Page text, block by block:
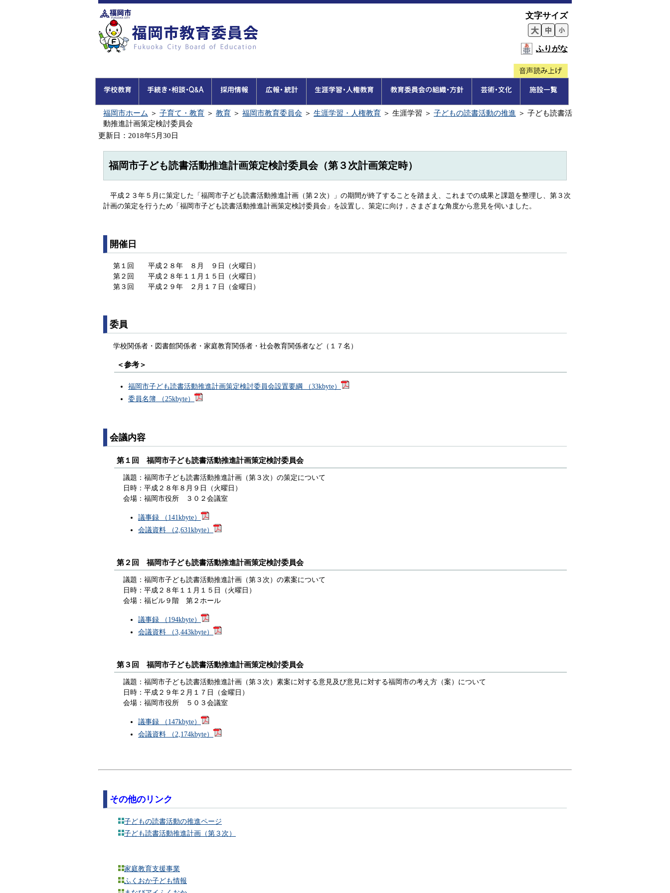
文字サイズ
ふりがな
福岡市ホーム ＞ 子育て・教育 ＞ 教育 ＞ 福岡市教育委員会 ＞ 生涯学習・人権教育 ＞ 生涯学習 ＞ 子どもの読書活動の推進 ＞ 子ども読書活
動推進計画策定検討委員会
更新日：2018年5月30日
福岡市子ども読書活動推進計画策定検討委員会（第３次計画策定時）
平成２３年５月に策定した「福岡市子ども読書活動推進計画（第２次）」の期間が終了することを踏まえ、これまでの成果と課題を整理し、第３次
計画の策定を行うため「福岡市子ども読書活動推進計画策定検討委員会」を設置し、策定に向け，さまざまな角度から意見を伺いました。
開催日
第１回 平成２８年 ８月 ９日（火曜日）
第２回 平成２８年１１月１５日（火曜日）
第３回 平成２９年 ２月１７日（金曜日）
委員
学校関係者・図書館関係者・家庭教育関係者・社会教育関係者など（１７名）
＜参考＞
福岡市子ども読書活動推進計画策定検討委員会設置要綱 （33kbyte）
委員名簿 （25kbyte）
会議内容
第１回 福岡市子ども読書活動推進計画策定検討委員会
議題：福岡市子ども読書活動推進計画（第３次）の策定について
日時：平成２８年８月９日（火曜日）
会場：福岡市役所 ３０２会議室
議事録 （141kbyte）
会議資料 （2,631kbyte）
第２回 福岡市子ども読書活動推進計画策定検討委員会
議題：福岡市子ども読書活動推進計画（第３次）の素案について
日時：平成２８年１１月１５日（火曜日）
会場：福ビル９階 第２ホール
議事録 （194kbyte）
会議資料 （3,443kbyte）
第３回 福岡市子ども読書活動推進計画策定検討委員会
議題：福岡市子ども読書活動推進計画（第３次）素案に対する意見及び意見に対する福岡市の考え方（案）について
日時：平成２９年２月１７日（金曜日）
会場：福岡市役所 ５０３会議室
議事録 （147kbyte）
会議資料 （2,174kbyte）
その他のリンク
子どもの読書活動の推進ページ
子ども読書活動推進計画（第３次）
家庭教育支援事業
ふくおか子ども情報